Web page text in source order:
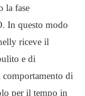
la fase
In questo modo
riceve il
e di
comportamento di
per il tempo in